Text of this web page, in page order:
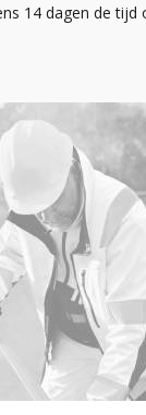
14 dagen de tijd